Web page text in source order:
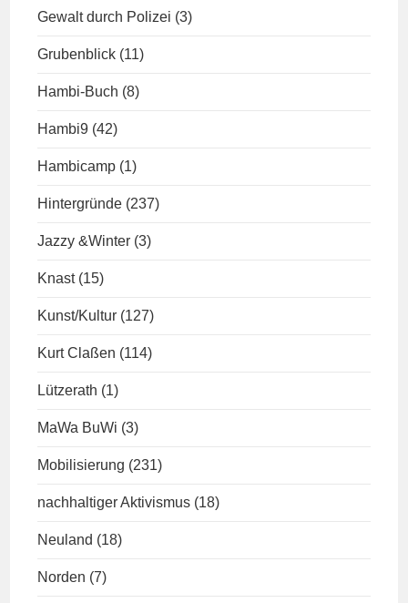
Gewalt durch Polizei (3)
Grubenblick (11)
Hambi-Buch (8)
Hambi9 (42)
Hambicamp (1)
Hintergründe (237)
Jazzy &Winter (3)
Knast (15)
Kunst/Kultur (127)
Kurt Claßen (114)
Lützerath (1)
MaWa BuWi (3)
Mobilisierung (231)
nachhaltiger Aktivismus (18)
Neuland (18)
Norden (7)